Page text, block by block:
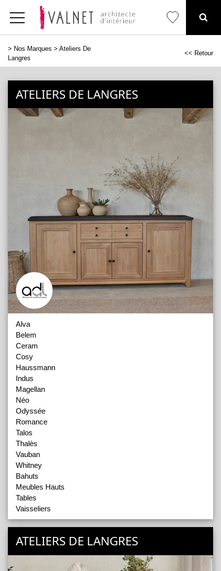
> Nos Marques > Ateliers De
Langres
<< Retour
ATELIERS DE LANGRES
Alva
Belem
Ceram
Cosy
Haussmann
Indus
Magellan
Néo
Odyssée
Romance
Talos
Thalès
Vauban
Whitney
Bahuts
Meubles Hauts
Tables
Vaisseliers
ATELIERS DE LANGRES